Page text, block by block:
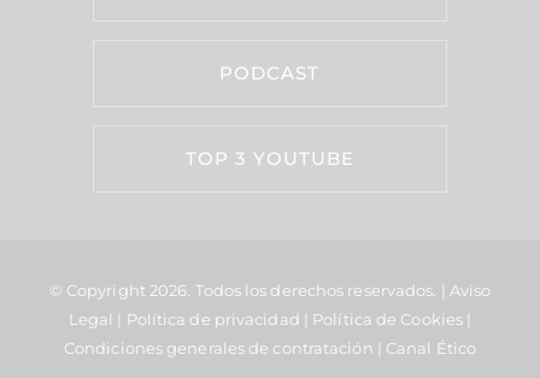
PODCAST
TOP 3 YOUTUBE
© Copyright 2026. Todos los derechos reservados. | Aviso
Legal | Política de privacidad | Política de Cookies |
Condiciones generales de contratación | Canal Ético